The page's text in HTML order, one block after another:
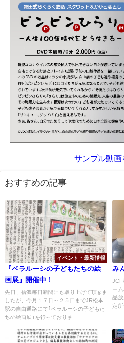
サンプル動画
おすすめの記事
イベント・最新情報
『ベラルーシの子どもたちの絵
画展』開催中！
先日、信濃毎日新聞にも取り上げて頂きま
したが、今月１７日～２５日までJR松本
駅の自由通路にて｢ベラルーシの子どもた
ちの絵画展｣を行っておりま...
み
JCF
ー
品放
定